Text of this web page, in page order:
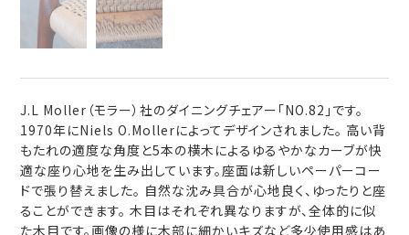
J.L Moller（モラー）社のダイニングチェアー「NO.82」です。
1970年にNiels O.Mollerによってデザインされました。 高い背
もたれの適度な角度と5本の横木によるゆるやかなカーブが快
適な座り心地を生み出しています。座面は新しいペーパーコー
ドで張り替えました。 自然な沈み具合が心地良く、ゆったりと座
ることができます。 木目はそれぞれ異なりますが、全体的に似
た木目です。画像の様に木部に細かいキズなど多少使用感はあ